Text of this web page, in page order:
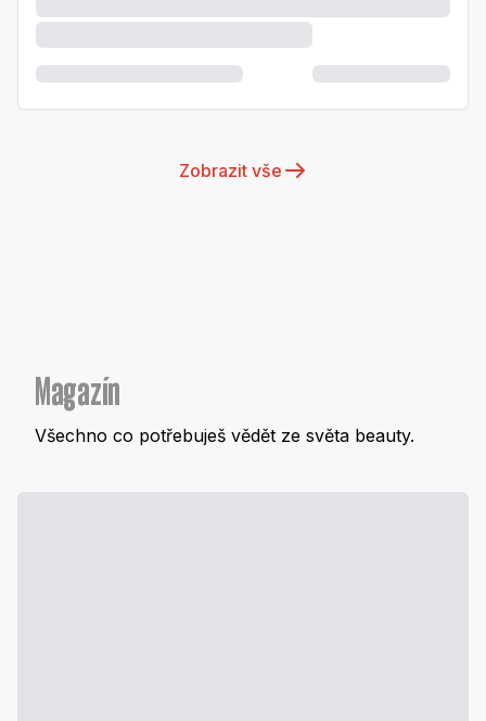
Zobrazit vše
Magazín
Všechno co potřebuješ vědět ze světa beauty.